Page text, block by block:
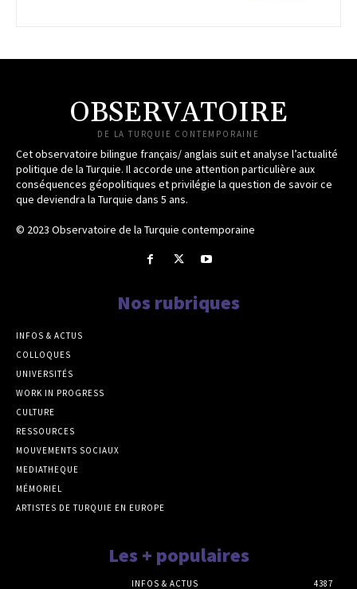
OBSERVATOIRE
DE LA TURQUIE CONTEMPORAINE
Cet observatoire bilingue français/ anglais suit et analyse l’actualité
politique de la Turquie. Il accorde une attention particulière aux
conséquences géopolitiques et privilégie la question de savoir ce
que deviendra la Turquie dans 5 ans.
© 2023 Observatoire de la Turquie contemporaine
Nos rubriques
INFOS & ACTUS
COLLOQUES
UNIVERSITÉS
WORK IN PROGRESS
CULTURE
RESSOURCES
MOUVEMENTS SOCIAUX
MEDIATHEQUE
MÉMORIEL
ARTISTES DE TURQUIE EN EUROPE
Les + populaires
INFOS & ACTUS 4387